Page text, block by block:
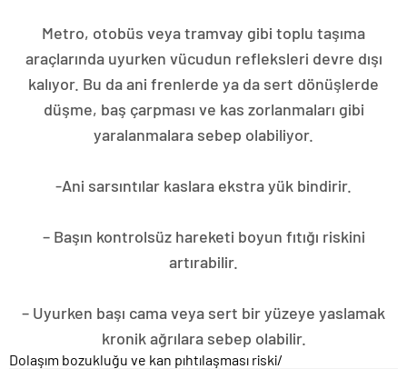
Metro, otobüs veya tramvay gibi toplu taşıma
araçlarında uyurken vücudun refleksleri devre dışı
kalıyor. Bu da ani frenlerde ya da sert dönüşlerde
düşme, baş çarpması ve kas zorlanmaları gibi
yaralanmalara sebep olabiliyor.
-Ani sarsıntılar kaslara ekstra yük bindirir.
– Başın kontrolsüz hareketi boyun fıtığı riskini
artırabilir.
– Uyurken başı cama veya sert bir yüzeye yaslamak
kronik ağrılara sebep olabilir.
Dolaşım bozukluğu ve kan pıhtılaşması riski/